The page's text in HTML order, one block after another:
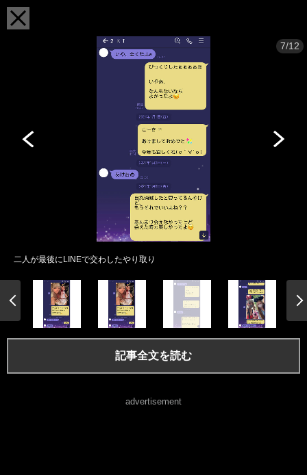
7/12
二人が最後にLINEで交わしたやり取り
記事全文を読む
advertisement